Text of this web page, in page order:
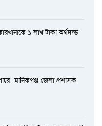
১ লাখ টাকা অর্থদন্ড
মানিকগঞ্জ জেলা প্রশাসক